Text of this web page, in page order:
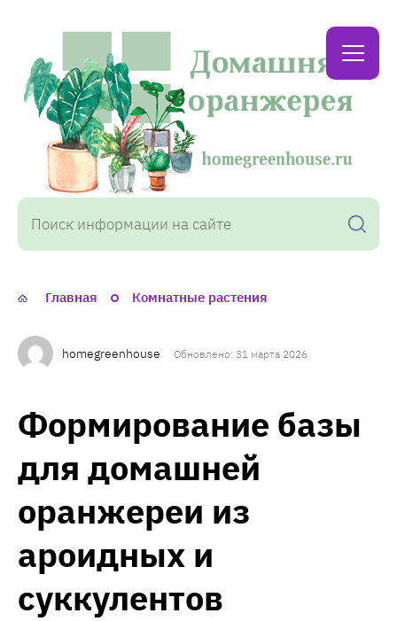
Домашняя
оранжерея
Главная Комнатные растения
homegreenhouse Обновлено: 31 марта 2026
Формирование базы
для домашней
оранжереи из
ароидных и
суккулентов